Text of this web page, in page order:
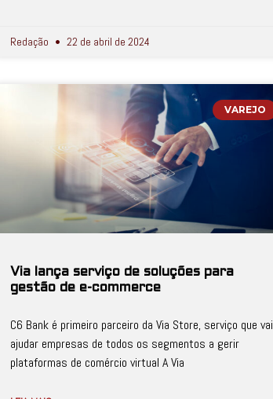
Redação 22 de abril de 2024
VAREJO
Via lança serviço de soluções para
gestão de e-commerce
C6 Bank é primeiro parceiro da Via Store, serviço que vai
ajudar empresas de todos os segmentos a gerir
plataformas de comércio virtual A Via